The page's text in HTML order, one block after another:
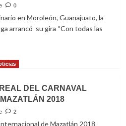
0
en Moroleón, Guanajuato, la
arrancó su gira “Con todas las
DEL CARNAVAL
2018
2
de Mazatlán 2018